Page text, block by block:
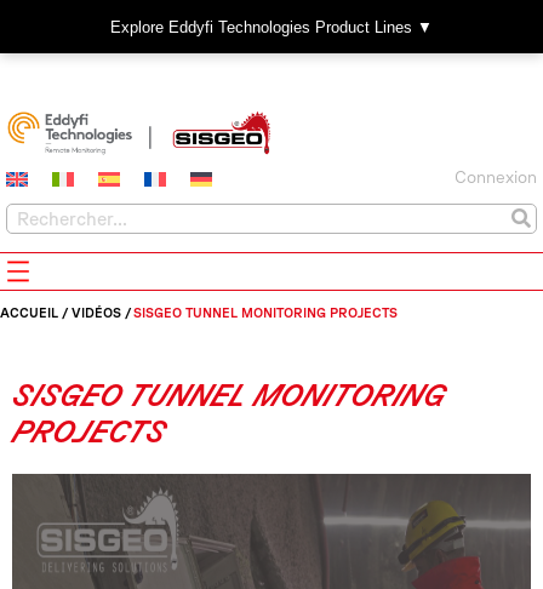
Explore Eddyfi Technologies Product Lines ▼
Connexion
ACCUEIL / VIDÉOS /SISGEO TUNNEL MONITORING PROJECTS
SISGEO TUNNEL MONITORING
PROJECTS